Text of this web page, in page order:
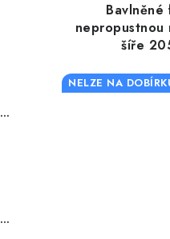
Woody 5 mm (100m) - Levandule (Lavender)
Woody 5 mm (100m) - Bílá (White)
nepropustnou
šíře
NELZE NA